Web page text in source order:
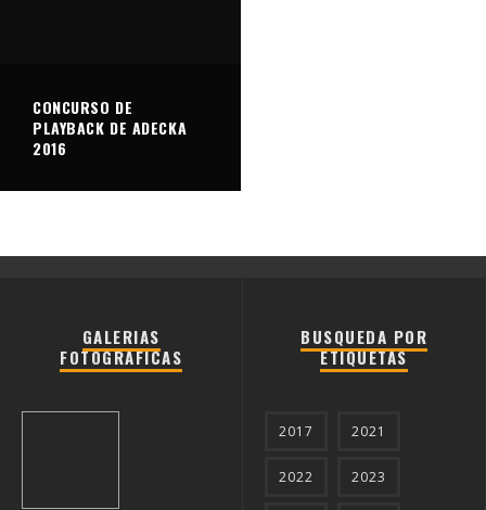
CONCURSO DE
PLAYBACK DE ADECKA
2016
GALERIAS
FOTOGRAFICAS
BUSQUEDA POR
ETIQUETAS
2017 2021
2022 2023